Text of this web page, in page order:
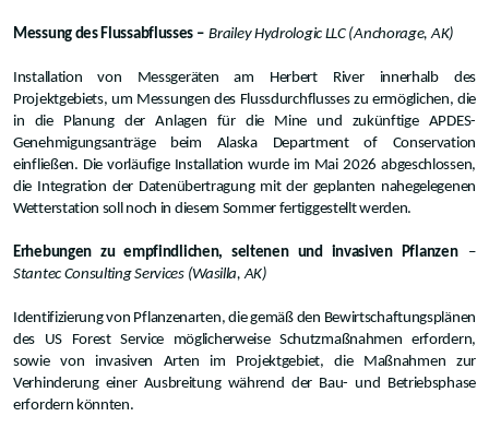
Messung des Flussabflusses – Brailey Hydrologic LLC (Anchorage, AK)
Installation von Messgeräten am Herbert River innerhalb des
Projektgebiets, um Messungen des Flussdurchflusses zu ermöglichen, die
in die Planung der Anlagen für die Mine und zukünftige APDES-
Genehmigungsanträge beim Alaska Department of Conservation
einfließen. Die vorläufige Installation wurde im Mai 2026 abgeschlossen,
die Integration der Datenübertragung mit der geplanten nahegelegenen
Wetterstation soll noch in diesem Sommer fertiggestellt werden.
Erhebungen zu empfindlichen, seltenen und invasiven Pflanzen
–
Stantec Consulting Services (Wasilla, AK)
Identifizierung von Pflanzenarten, die gemäß den Bewirtschaftungsplänen
des US Forest Service möglicherweise Schutzmaßnahmen erfordern,
sowie von invasiven Arten im Projektgebiet, die Maßnahmen zur
Verhinderung einer Ausbreitung während der Bau- und Betriebsphase
erfordern könnten.